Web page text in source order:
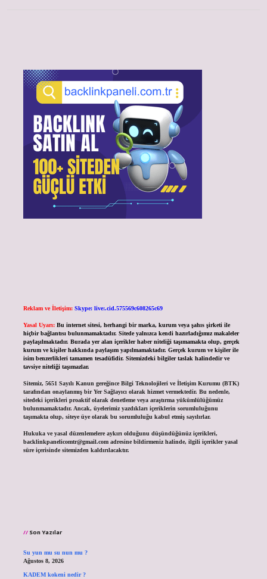
Reklam ve İletişim: Skype: live:.cid.575569c608265c69
Yasal Uyarı: Bu internet sitesi, herhangi bir marka, kurum veya şahıs şirketi ile
hiçbir bağlantısı bulunmamaktadır. Sitede yalnızca kendi hazırladığımız makaleler
paylaşılmaktadır. Burada yer alan içerikler haber niteliği taşımamakta olup, gerçek
kurum ve kişiler hakkında paylaşım yapılmamaktadır. Gerçek kurum ve kişiler ile
isim benzerlikleri tamamen tesadüfidir. Sitemizdeki bilgiler taslak halindedir ve
tavsiye niteliği taşımazlar.
Sitemiz, 5651 Sayılı Kanun gereğince Bilgi Teknolojileri ve İletişim Kurumu (BTK)
tarafından onaylanmış bir Yer Sağlayıcı olarak hizmet vermektedir. Bu nedenle,
sitedeki içerikleri proaktif olarak denetleme veya araştırma yükümlülüğümüz
bulunmamaktadır. Ancak, üyelerimiz yazdıkları içeriklerin sorumluluğunu
taşımakta olup, siteye üye olarak bu sorumluluğu kabul etmiş sayılırlar.
Hukuka ve yasal düzenlemelere aykırı olduğunu düşündüğünüz içerikleri,
backlinkpanelicomtr@gmail.comadresine bildirmeniz halinde, ilgili içerikler yasal
süre içerisinde sitemizden kaldırılacaktır.
Son Yazılar
Su yun mu su nun mu ?
Ağustos 8, 2026
KADEM kokeni nedir ?